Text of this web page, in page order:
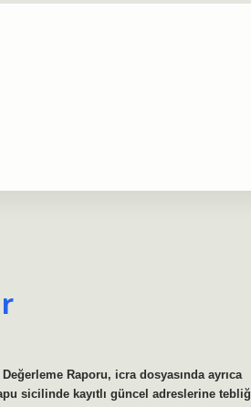
Raporu, icra dosyasında ayrıca
sicilinde kayıtlı güncel adreslerine tebliğ